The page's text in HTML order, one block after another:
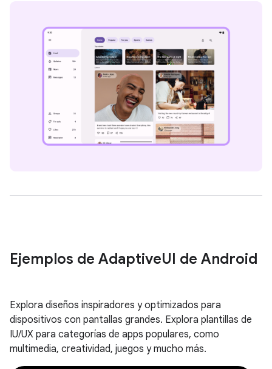
Ejemplos de AdaptiveUI de Android
Explora diseños inspiradores y optimizados para
dispositivos con pantallas grandes. Explora plantillas de
IU/UX para categorías de apps populares, como
multimedia, creatividad, juegos y mucho más.